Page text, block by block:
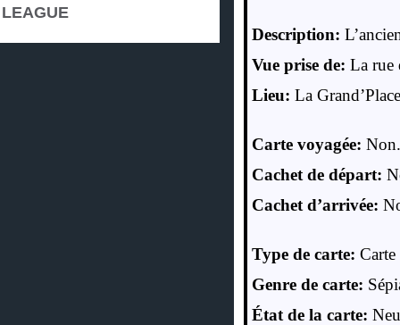
LEAGUE
Description:
Vue prise de: La rue
Lieu: La
Carte voyagée: Non.
Cachet de départ:
Cachet d’arrivée:
Type de carte:
Genre de carte:
État de la carte: